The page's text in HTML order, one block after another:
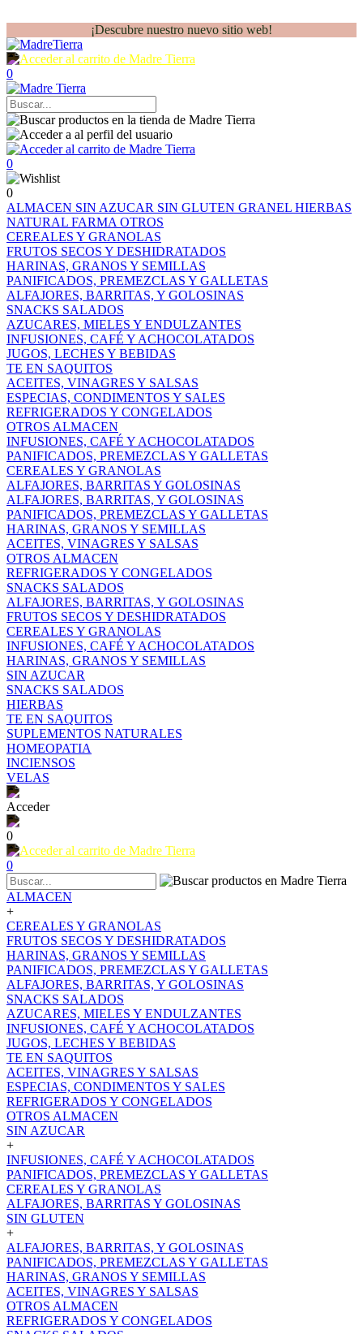
¡Descubre nuestro nuevo sitio web!
0
0
0
ALMACEN SIN AZUCAR SIN GLUTEN GRANEL HIERBAS
NATURAL FARMA OTROS
CEREALES Y GRANOLAS
FRUTOS SECOS Y DESHIDRATADOS
HARINAS, GRANOS Y SEMILLAS
PANIFICADOS, PREMEZCLAS Y GALLETAS
ALFAJORES, BARRITAS, Y GOLOSINAS
SNACKS SALADOS
AZUCARES, MIELES Y ENDULZANTES
INFUSIONES, CAFÉ Y ACHOCOLATADOS
JUGOS, LECHES Y BEBIDAS
TE EN SAQUITOS
ACEITES, VINAGRES Y SALSAS
ESPECIAS, CONDIMENTOS Y SALES
REFRIGERADOS Y CONGELADOS
OTROS ALMACEN
INFUSIONES, CAFÉ Y ACHOCOLATADOS
PANIFICADOS, PREMEZCLAS Y GALLETAS
CEREALES Y GRANOLAS
ALFAJORES, BARRITAS Y GOLOSINAS
ALFAJORES, BARRITAS, Y GOLOSINAS
PANIFICADOS, PREMEZCLAS Y GALLETAS
HARINAS, GRANOS Y SEMILLAS
ACEITES, VINAGRES Y SALSAS
OTROS ALMACEN
REFRIGERADOS Y CONGELADOS
SNACKS SALADOS
ALFAJORES, BARRITAS, Y GOLOSINAS
FRUTOS SECOS Y DESHIDRATADOS
CEREALES Y GRANOLAS
INFUSIONES, CAFÉ Y ACHOCOLATADOS
HARINAS, GRANOS Y SEMILLAS
SIN AZUCAR
SNACKS SALADOS
HIERBAS
TE EN SAQUITOS
SUPLEMENTOS NATURALES
HOMEOPATIA
INCIENSOS
VELAS
Acceder
0
0
ALMACEN
+
CEREALES Y GRANOLAS
FRUTOS SECOS Y DESHIDRATADOS
HARINAS, GRANOS Y SEMILLAS
PANIFICADOS, PREMEZCLAS Y GALLETAS
ALFAJORES, BARRITAS, Y GOLOSINAS
SNACKS SALADOS
AZUCARES, MIELES Y ENDULZANTES
INFUSIONES, CAFÉ Y ACHOCOLATADOS
JUGOS, LECHES Y BEBIDAS
TE EN SAQUITOS
ACEITES, VINAGRES Y SALSAS
ESPECIAS, CONDIMENTOS Y SALES
REFRIGERADOS Y CONGELADOS
OTROS ALMACEN
SIN AZUCAR
+
INFUSIONES, CAFÉ Y ACHOCOLATADOS
PANIFICADOS, PREMEZCLAS Y GALLETAS
CEREALES Y GRANOLAS
ALFAJORES, BARRITAS Y GOLOSINAS
SIN GLUTEN
+
ALFAJORES, BARRITAS, Y GOLOSINAS
PANIFICADOS, PREMEZCLAS Y GALLETAS
HARINAS, GRANOS Y SEMILLAS
ACEITES, VINAGRES Y SALSAS
OTROS ALMACEN
REFRIGERADOS Y CONGELADOS